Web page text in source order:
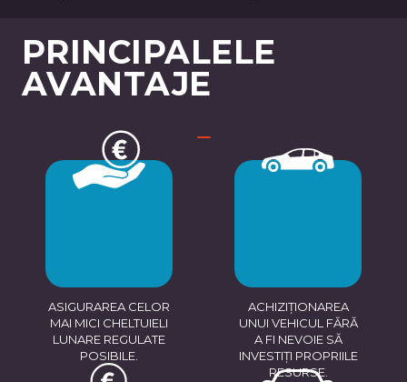
PRINCIPALELE
AVANTAJE
ASIGURAREA CELOR
MAI MICI CHELTUIELI
LUNARE REGULATE
POSIBILE.
ACHIZIȚIONAREA
UNUI VEHICUL FĂRĂ
A FI NEVOIE SĂ
INVESTIȚI PROPRIILE
RESURSE.